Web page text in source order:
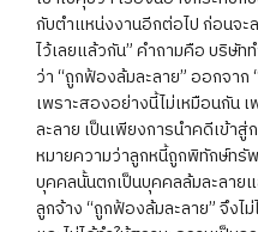
กับตำแหน่งงานอีกต่อไป ก่อนจะ
ไว้เลยแล้วกัน” คำถามคือ บริษั
ว่า “ถูกฟ้องล้มละลาย” ออกจาก
เพราะสองอย่างนี้ไม่เหมือนกัน
ละลาย เป็นเพียงการนำคดีเข้า
หมายความว่าลูกหนี้ถูกพิทักษ์ทรั
บุคคลนั้นตกเป็นบุคคลล้มละลาย
ลูกจ้าง “ถูกฟ้องล้มละลาย” จึง